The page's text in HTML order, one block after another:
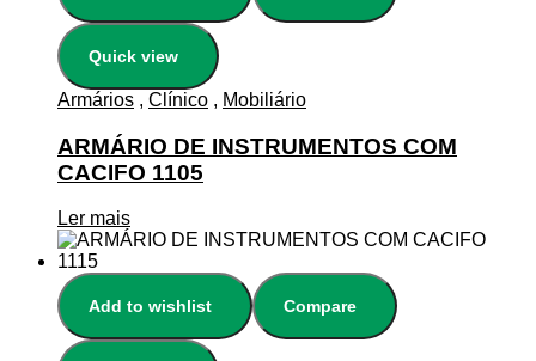
Quick view
Armários , Clínico , Mobiliário
ARMÁRIO DE INSTRUMENTOS COM
CACIFO 1105
Ler mais
Add to wishlist Compare